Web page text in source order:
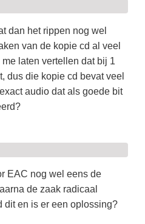
dan het rippen nog wel
van de kopie cd al veel
laten vertellen dat bij 1
dus die kopie cd bevat veel
audio dat als goede bit
EAC nog wel eens de
de zaak radicaal
dit en is er een oplossing?